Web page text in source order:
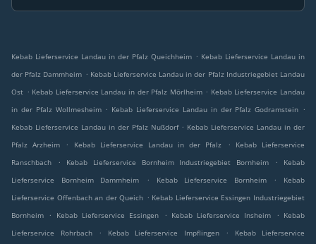
Kebab Lieferservice Landau in der Pfalz Queichheim . Kebab Lieferservice Landau in
der Pfalz Dammheim . Kebab Lieferservice Landau in der Pfalz Industriegebiet Landau
Ost . Kebab Lieferservice Landau in der Pfalz Mörlheim . Kebab Lieferservice Landau
in der Pfalz Wollmesheim . Kebab Lieferservice Landau in der Pfalz Godramstein .
Kebab Lieferservice Landau in der Pfalz Nußdorf . Kebab Lieferservice Landau in der
Pfalz Arzheim
. Kebab Lieferservice Landau in der Pfalz .
Kebab Lieferservice
Ranschbach
. Kebab Lieferservice Bornheim Industriegebiet Bornheim .
Kebab
Lieferservice Bornheim Dammheim
. Kebab Lieferservice Bornheim .
Kebab
Lieferservice Offenbach an der Queich . Kebab Lieferservice Essingen Industriegebiet
Bornheim
. Kebab Lieferservice Essingen . Kebab Lieferservice Insheim . Kebab
Lieferservice Rohrbach
. Kebab Lieferservice Impflingen .
Kebab Lieferservice